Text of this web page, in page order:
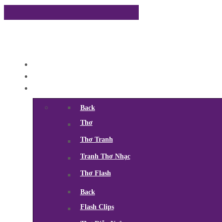
Back
Thơ
Thơ Tranh
Tranh Thơ Nhạc
Thơ Flash
Back
Flash Clips